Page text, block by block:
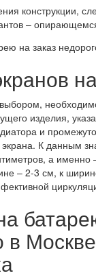
конструкции,
–
изделия,
и
К данным
а именно
– 2-3 см, к
в